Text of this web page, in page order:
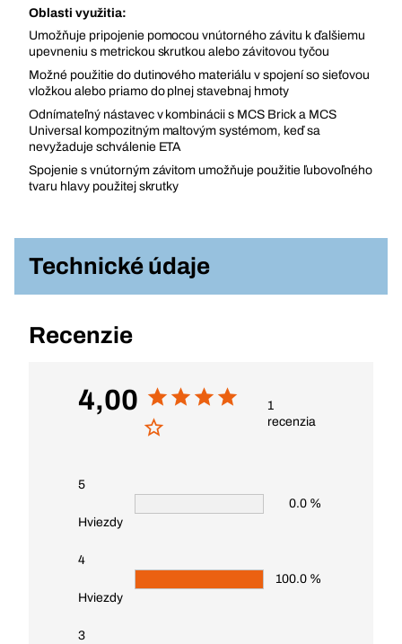
Oblasti využitia:
Umožňuje pripojenie pomocou vnútorného závitu k ďalšiemu
upevneniu s metrickou skrutkou alebo závitovou tyčou
Možné použitie do dutinového materiálu v spojení so sieťovou
vložkou alebo priamo do plnej stavebnaj hmoty
Odnímateľný nástavec v kombinácii s MCS Brick a MCS
Universal kompozitným maltovým systémom, keď sa
nevyžaduje schválenie ETA
Spojenie s vnútorným závitom umožňuje použitie ľubovoľného
tvaru hlavy použitej skrutky
Technické údaje
Recenzie
4,00
1
recenzia
5
Hviezdy
0.0 %
4
Hviezdy
100.0 %
3